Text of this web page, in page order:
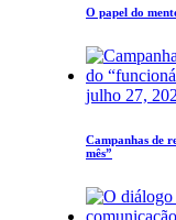
O papel do
julho 27,
Campanhas de
mês”